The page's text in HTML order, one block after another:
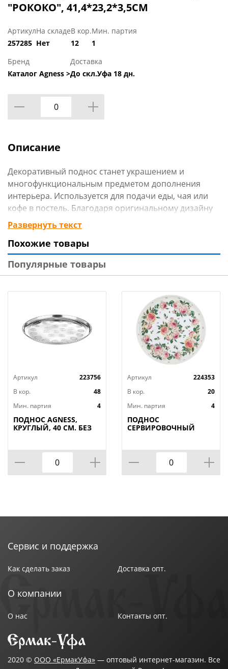
"РОКОКО", 41,4*23,2*3,5CM
Артикул
257285
На складе
Нет
В кор.
12
Мин. партия
1
Бренд
Каталог Agness >
Доставка
До скл.Уфа 18 дн.
Описание
Декоративный поднос станет украшением и
многофункциональным предметом дополнения
интерьера. Используется для подачи еды, чая или
кофе в постель. Благодаря оригинальному дизайну
сервировочные подносы придадут элегантный вид
любому обеденному столу. Стильный дизайн и
функциональность позволят подносам занять
достойное место на Вашей кухне.
Развернуть текст
Похожие товары
Популярные товары
Артикул
223756
В кор.
48
Мин. партия
4
ПОДНОС AGNESS,
КРУГЛЫЙ, 40 СМ. БЕЗ
Артикул
224353
В кор.
20
Мин. партия
4
ПОДНОС
СЕРВИРОВОЧНЫЙ
Сервис и поддержка
Как сделать заказ Доставка опт.
О компании
О нас Контакты опт.
2020 © ООО «ЕрмакУфа» — оптовый интернет-магазин. Все